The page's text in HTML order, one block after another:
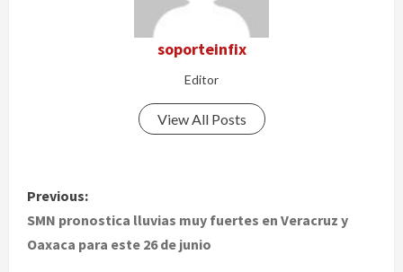
soporteinfix
Editor
View All Posts
P
o
Previous:
SMN pronostica lluvias muy fuertes en Veracruz y
Oaxaca para este 26 de junio